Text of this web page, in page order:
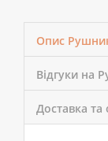
Опис
Відгуки на
Доставка та